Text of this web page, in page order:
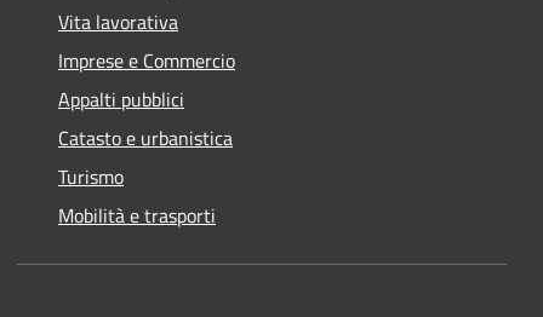
Vita lavorativa
Imprese e Commercio
Appalti pubblici
Catasto e urbanistica
Turismo
Mobilità e trasporti